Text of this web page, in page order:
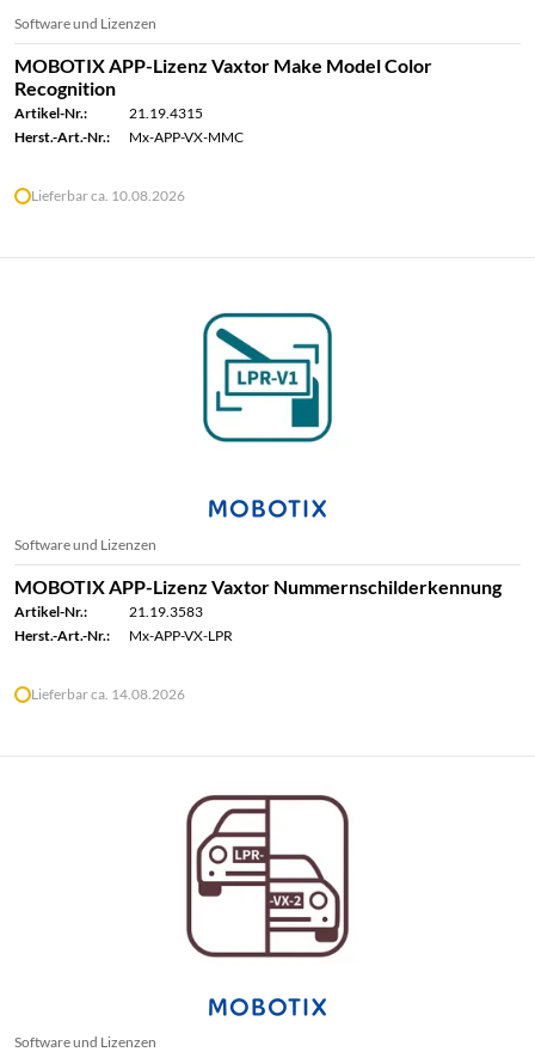
Software und Lizenzen
MOBOTIX APP-Lizenz Vaxtor Make Model Color
Recognition
Artikel-Nr.:
21.19.4315
Herst.-Art.-Nr.:
Mx-APP-VX-MMC
Lieferbar ca. 10.08.2026
Software und Lizenzen
MOBOTIX APP-Lizenz Vaxtor Nummernschilderkennung
Artikel-Nr.:
21.19.3583
Herst.-Art.-Nr.:
Mx-APP-VX-LPR
Lieferbar ca. 14.08.2026
Software und Lizenzen